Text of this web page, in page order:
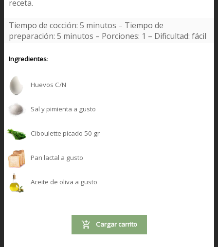
receta.
Tiempo de cocción: 5 minutos – Tiempo de
preparación: 5 minutos – Porciones: 1 – Dificultad: fácil
Ingredientes:
Huevos C/N
Sal y pimienta a gusto
Ciboulette picado 50 gr
Pan lactal a gusto
Aceite de oliva a gusto
Cargar carrito